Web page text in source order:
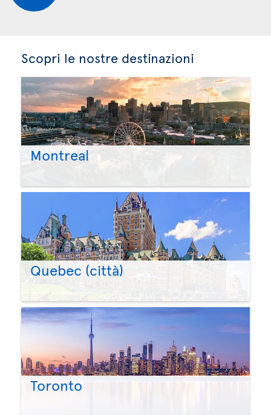
Scopri le nostre destinazioni
Montreal
Quebec (città)
Toronto